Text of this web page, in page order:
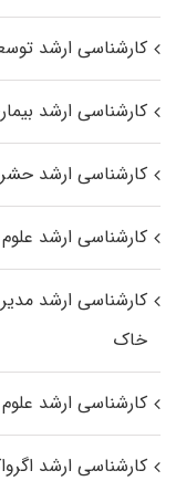
کارشناسی ارشد
کارشناسی ارشد
کارشناسی ارشد
کارشناسی ارشد
کارشناسی ارشد
خاک
کارشناسی ارشد
کارشناسی ارشد